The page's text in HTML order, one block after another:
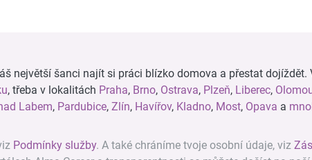
největší šanci najít si práci blízko domova a přestat dojíždět.
, třeba v lokalitách Praha, Brno, Ostrava, Plzeň, Liberec,
Labem, Pardubice, Zlín, Havířov, Kladno, Most, Opava a
Podmínky služby. A také chráníme tvoje osobní údaje, viz